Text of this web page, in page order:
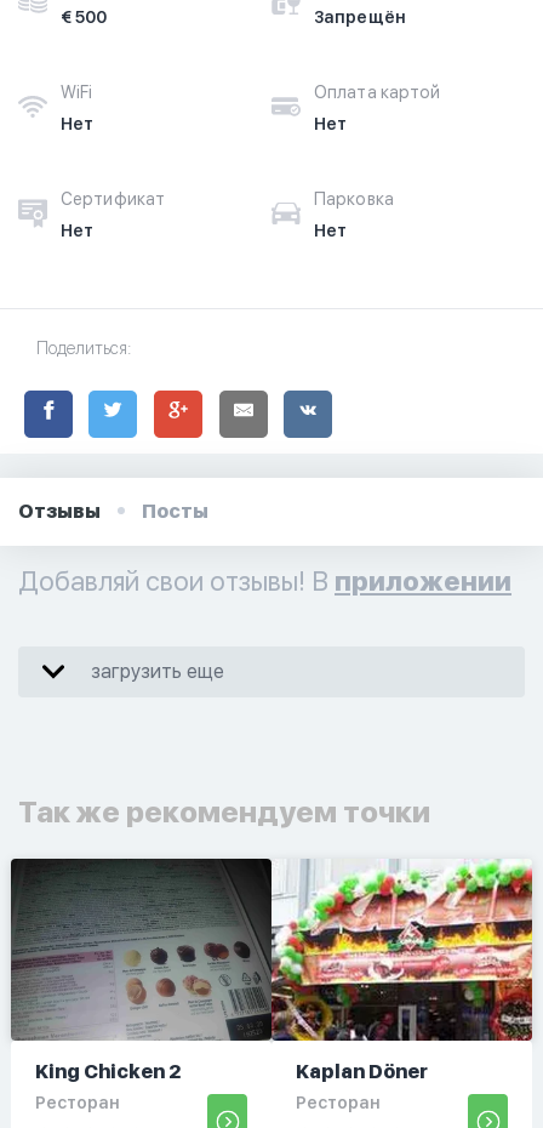
€ 500
Запрещён
WiFi
Нет
Оплата картой
Нет
Сертификат
Нет
Парковка
Нет
Поделиться:
Отзывы Посты
Добавляй свои отзывы! В приложении
загрузить еще
Так же рекомендуем точки
King Chicken 2
Ресторан
Kaplan Döner
Ресторан